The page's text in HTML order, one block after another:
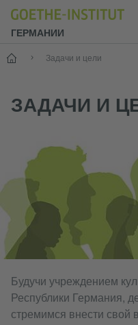
ГЕРМАНИИ
--
Задачи и цели
ЗАДАЧИ И
Будучи учреждением
Республики Германия,
стремимся внести свой